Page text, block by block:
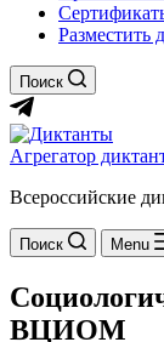
Разместить
Поиск
Агрегатор
Всероссийские
Поиск Menu
ВЦИОМ